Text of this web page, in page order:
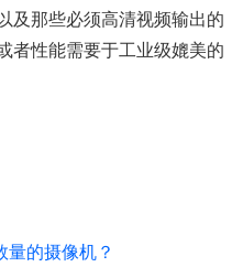
及那些必须高清视频输出的
者性能需要于工业级媲美的
量的摄像机？